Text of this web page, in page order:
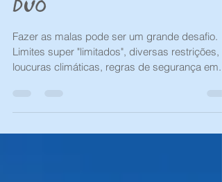
Fazendo as malas: 12 dicas
DUO
Fazer as malas pode ser um grande desafio.